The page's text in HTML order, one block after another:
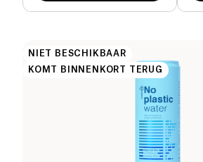
NIET BESCHIKBAAR
KOMT BINNENKORT TERUG